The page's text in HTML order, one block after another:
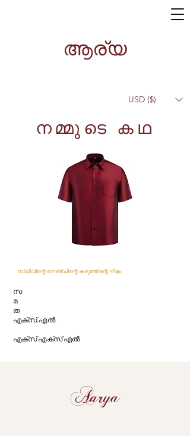
ആര്യ
USD ($)
നമ്മുടെ കഥ
സ്ലീവിന്റെ നെഞ്ചിന്റെ കഴുത്തിന്റെ നീളം
സ
മ
ത
എക്സ്.എൽ.
എക്സ് എക്സ് എൽ
Aarya